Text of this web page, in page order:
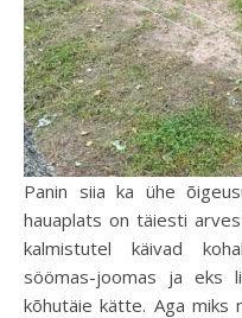
Panin siia ka ühe
hauaplats on täiesti
kalmistutel käivad
söömas-joomas ja eks
kõhutäie kätte. Aga miks